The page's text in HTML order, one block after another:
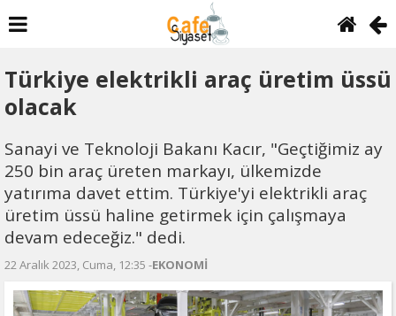
Türkiye elektrikli araç üretim üssü
olacak
Sanayi ve Teknoloji Bakanı Kacır, "Geçtiğimiz ay
250 bin araç üreten markayı, ülkemizde
yatırıma davet ettim. Türkiye'yi elektrikli araç
üretim üssü haline getirmek için çalışmaya
devam edeceğiz." dedi.
22 Aralık 2023, Cuma, 12:35 -EKONOMİ